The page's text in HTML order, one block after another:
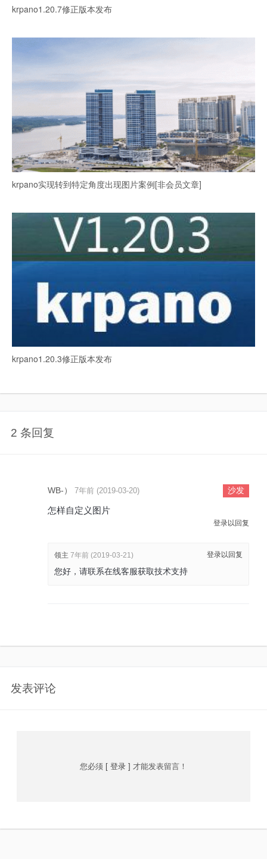
krpano1.20.7修正版本发布
krpano实现转到特定角度出现图片案例[非会员文章]
krpano1.20.3修正版本发布
2 条回复
WB-） 7年前 (2019-03-20) 沙发
怎样自定义图片
登录以回复
领主 7年前 (2019-03-21)
您好，请联系在线客服获取技术支持
登录以回复
发表评论
您必须 [ 登录 ] 才能发表留言！